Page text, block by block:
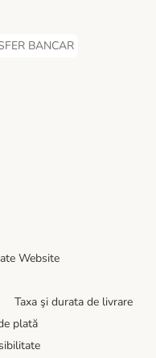
Method
Method
MethodBANCAR
BANCAR Payment
Website
Taxa şi durata de livrare
plată